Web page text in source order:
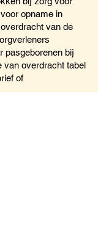
opname in
van de
pasgeborenen bij
van overdracht tabel
of